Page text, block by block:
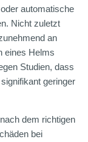
automatische
Nicht zuletzt
an
eines Helms
Studien, dass
geringer
dem richtigen
bei